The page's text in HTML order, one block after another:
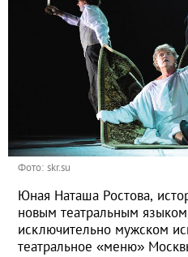
Фото: skr.su
Юная Наташа Ростова,
новым театральным
исключительно мужском
театральное «меню»